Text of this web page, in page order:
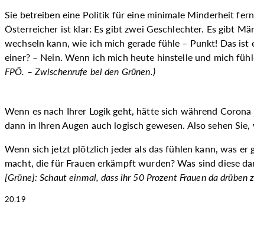
Sie betreiben eine Politik für eine minimale Minderheit
Österreicher ist klar: Es gibt zwei Geschlechter. Es gibt
wechseln kann, wie ich mich gerade fühle – Punkt! Das
einer? – Nein. Wenn ich mich heute hinstelle und mich
FPÖ. – Zwischenrufe bei den Grünen.)
Wenn es nach Ihrer Logik geht, hätte sich während
dann in Ihren Augen auch logisch gewesen. Also sehen
Wenn sich jetzt plötzlich jeder als das fühlen kann, was er
macht, die für Frauen erkämpft wurden? Was sind diese
[Grüne]: Schaut einmal, dass ihr 50 Prozent Frauen da drüben
20.19